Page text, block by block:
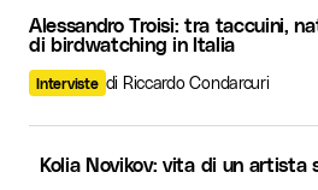
Alessandro Troisi: tra taccuini,
di birdwatching in Italia
Interviste di Riccardo Condarcuri
Kolia Novikov: vita di un artista